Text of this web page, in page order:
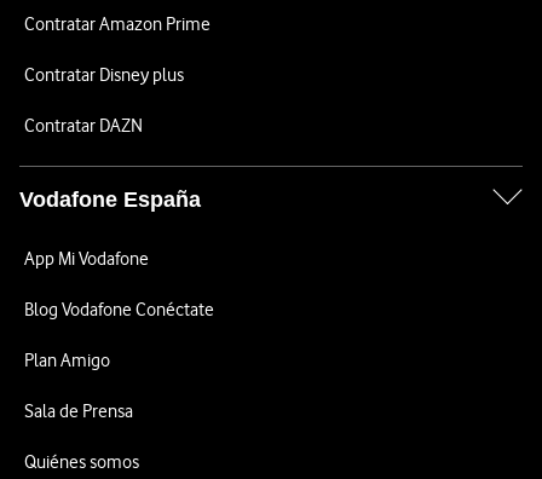
Contratar Amazon Prime
Contratar Disney plus
Contratar DAZN
Vodafone España
App Mi Vodafone
Blog Vodafone Conéctate
Plan Amigo
Sala de Prensa
Quiénes somos